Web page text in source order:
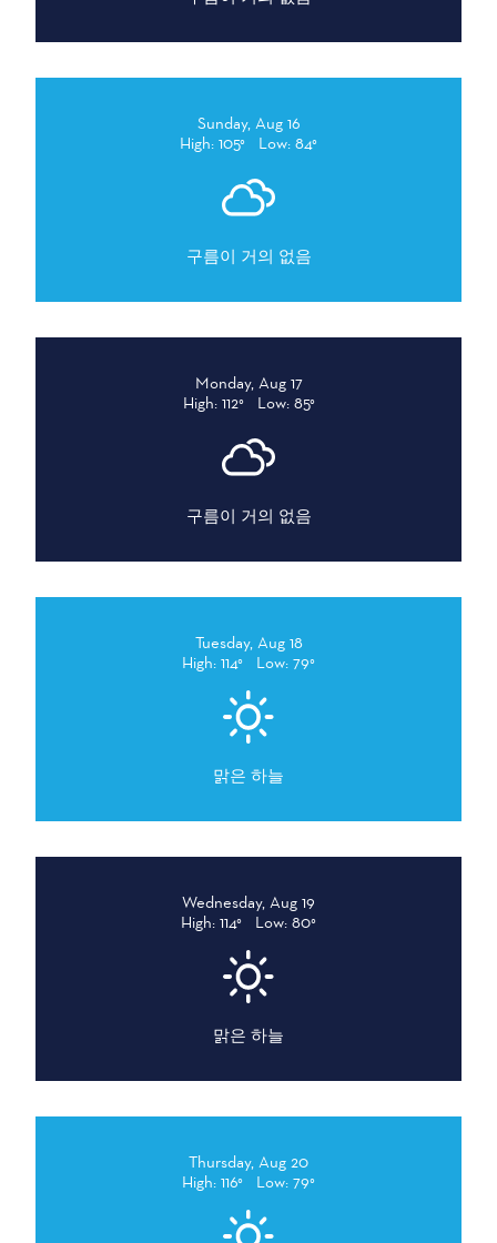
Sunday, Aug 16
High: 105°
Low: 84°
구름이 거의 없음
Monday, Aug 17
High: 112°
Low: 85°
구름이 거의 없음
Tuesday, Aug 18
High: 114°
Low: 79°
맑은 하늘
Wednesday, Aug 19
High: 114°
Low: 80°
맑은 하늘
Thursday, Aug 20
High: 116°
Low: 79°